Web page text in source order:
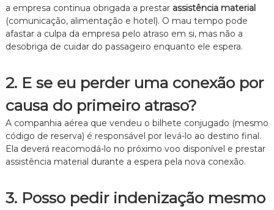
a empresa continua obrigada a prestar assistência material
(comunicação, alimentação e hotel). O mau tempo pode
afastar a culpa da empresa pelo atraso em si, mas não a
desobriga de cuidar do passageiro enquanto ele espera.
2. E se eu perder uma conexão por
causa do primeiro atraso?
A companhia aérea que vendeu o bilhete conjugado (mesmo
código de reserva) é responsável por levá-lo ao destino final.
Ela deverá reacomodá-lo no próximo voo disponível e prestar
assistência material durante a espera pela nova conexão.
3. Posso pedir indenização mesmo